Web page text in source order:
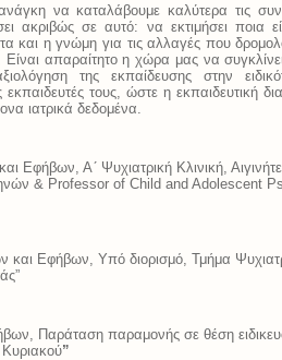
να καταλάβουμε καλύτερα τις
ακριβώς σε αυτό: να εκτιμήσει ποια
και η γνώμη για τις αλλαγές που
απαραίτητο η χώρα μας να συγκλίνει
της εκπαίδευσης στην
τους, ώστε η εκπαιδευτική
ιατρικά δεδομένα.
Εφήβων, Α´ Ψυχιατρική Κλινική,
& Professor of Child and Adolescent
και Εφήβων, Υπό διορισμό, Τμήμα
Παράταση παραμονής σε θέση
”